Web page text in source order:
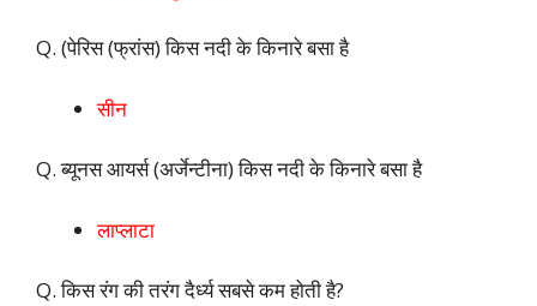
Q. (पेरिस (फ्रांस)‌ किस नदी के किनारे बसा है
सीन
Q. ब्यूनस आयर्स (अर्जेन्टीना) किस नदी के किनारे बसा है
लाप्लाटा
Q. किस रंग की तरंग दैर्ध्य सबसे कम होती है?